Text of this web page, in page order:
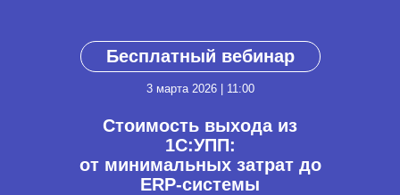
Стоимость выхода из
1С:УПП:
от минимальных затрат до
ERP-системы
3 марта 2026 | 11:00
Бесплатный вебинар